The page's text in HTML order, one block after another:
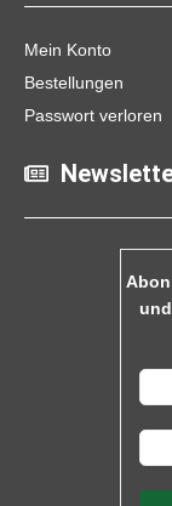
Mein Konto
Bestellungen
Passwort verloren